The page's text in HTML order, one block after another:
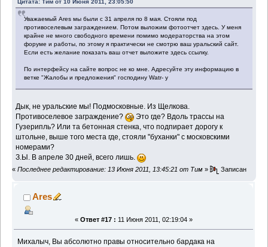
Цитата: Тим от 10 Июня 2011, 23:05:50
Уважаемый Ares мы были с 31 апреля по 8 мая. Стояли под
противоселевым заграждением. Потом выложим фотоотчет здесь. У меня
крайне не много свободного времени помимо модераторства на этом
форуме и работы, по этому я практически не смотрю ваш уральский сайт.
Если есть желание показать ваш отчет выложите здесь ссылку.
По интерфейсу на сайте вопрос не ко мне. Адресуйте эту информацию в
ветке "Жалобы и предложения" господину Watr- у
Дык, не уральские мы! Подмосковные. Из Щелкова.
Противоселевое заграждение?
Это где? Вдоль трассы на
Гузерипль? Или та бетонная стенка, что подпирает дорогу к
штольне, выше того места где, стояли "буханки" с московскими
номерами?
З.Ы. В апреле 30 дней, всего лишь.
« Последнее редактирование: 13 Июня 2011, 13:45:21 от Тим » Записан
Ares
« Ответ #17 : 11 Июня 2011, 02:19:04 »
Михалыч, Вы абсолютно правы относительно бардака на